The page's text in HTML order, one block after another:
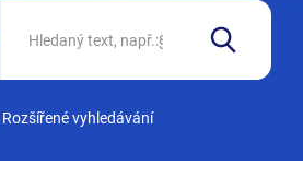
Rozšířené vyhledávání